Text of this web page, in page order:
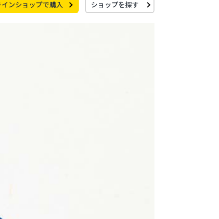
ンショップで購入 ショップを探す